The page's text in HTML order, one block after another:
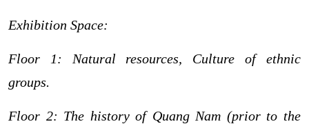
Exhibition Space:
Floor 1: Natural resources, Culture of ethnic
groups.
Floor 2: The history of Quang Nam (prior to the